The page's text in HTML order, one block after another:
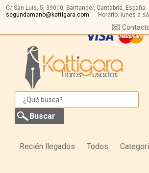
C/ San Luis, 5, 39010, Santander, Cantabria, España
segundamano@kattigara.com
Horario: lunes a
Recién llegados Todos